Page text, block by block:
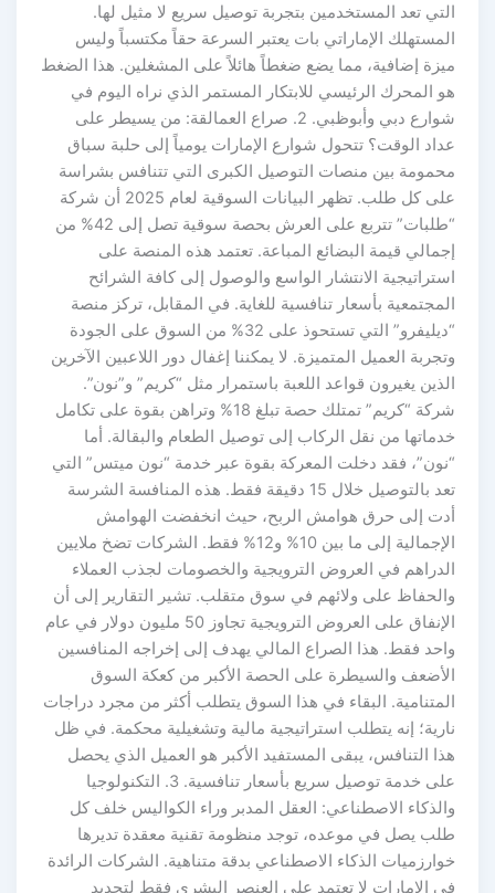
التي تعد المستخدمين بتجربة توصيل سريع لا مثيل لها.
المستهلك الإماراتي بات يعتبر السرعة حقاً مكتسباً وليس
ميزة إضافية، مما يضع ضغطاً هائلاً على المشغلين. هذا الضغط
هو المحرك الرئيسي للابتكار المستمر الذي نراه اليوم في
شوارع دبي وأبوظبي. 2. صراع العمالقة: من يسيطر على
عداد الوقت؟ تتحول شوارع الإمارات يومياً إلى حلبة سباق
محمومة بين منصات التوصيل الكبرى التي تتنافس بشراسة
على كل طلب. تظهر البيانات السوقية لعام 2025 أن شركة
“طلبات” تتربع على العرش بحصة سوقية تصل إلى 42% من
إجمالي قيمة البضائع المباعة. تعتمد هذه المنصة على
استراتيجية الانتشار الواسع والوصول إلى كافة الشرائح
المجتمعية بأسعار تنافسية للغاية. في المقابل، تركز منصة
“ديليفرو” التي تستحوذ على 32% من السوق على الجودة
وتجربة العميل المتميزة. لا يمكننا إغفال دور اللاعبين الآخرين
الذين يغيرون قواعد اللعبة باستمرار مثل “كريم” و”نون”.
شركة “كريم” تمتلك حصة تبلغ 18% وتراهن بقوة على تكامل
خدماتها من نقل الركاب إلى توصيل الطعام والبقالة. أما
“نون”، فقد دخلت المعركة بقوة عبر خدمة “نون ميتس” التي
تعد بالتوصيل خلال 15 دقيقة فقط. هذه المنافسة الشرسة
أدت إلى حرق هوامش الربح، حيث انخفضت الهوامش
الإجمالية إلى ما بين 10% و12% فقط. الشركات تضخ ملايين
الدراهم في العروض الترويجية والخصومات لجذب العملاء
والحفاظ على ولائهم في سوق متقلب. تشير التقارير إلى أن
الإنفاق على العروض الترويجية تجاوز 50 مليون دولار في عام
واحد فقط. هذا الصراع المالي يهدف إلى إخراجه المنافسين
الأضعف والسيطرة على الحصة الأكبر من كعكة السوق
المتنامية. البقاء في هذا السوق يتطلب أكثر من مجرد دراجات
نارية؛ إنه يتطلب استراتيجية مالية وتشغيلية محكمة. في ظل
هذا التنافس، يبقى المستفيد الأكبر هو العميل الذي يحصل
على خدمة توصيل سريع بأسعار تنافسية. 3. التكنولوجيا
والذكاء الاصطناعي: العقل المدبر وراء الكواليس خلف كل
طلب يصل في موعده، توجد منظومة تقنية معقدة تديرها
خوارزميات الذكاء الاصطناعي بدقة متناهية. الشركات الرائدة
في الإمارات لا تعتمد على العنصر البشري فقط لتحديد